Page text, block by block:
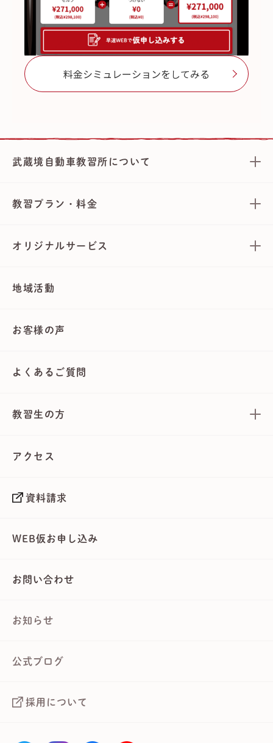
料金シミュレーションをしてみる
武蔵境自動車教習所について
教習プラン・料金
オリジナルサービス
地域活動
お客様の声
よくあるご質問
教習生の方
アクセス
資料請求
WEB仮お申し込み
お問い合わせ
お知らせ
公式ブログ
採用について